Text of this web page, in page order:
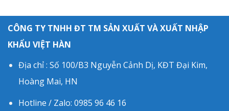
CÔNG TY TNHH ĐT TM SẢN XUẤT VÀ XUẤT NHẬP
KHẨU VIỆT HÀN
Địa chỉ : Số 100/B3 Nguyễn Cảnh Dị, KĐT Đại Kim,
Hoàng Mai, HN
Hotline / Zalo: 0985 96 46 16